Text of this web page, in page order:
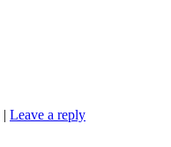
| Leave a reply